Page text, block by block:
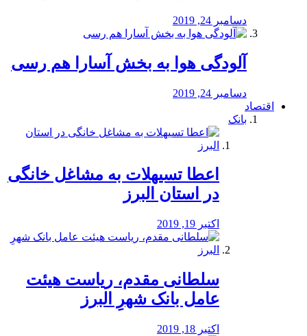
دسامبر 24, 2019
آلودگی هوا به بخش آسارا هم رسی
دسامبر 24, 2019
اقتصاد
بانک
️اعطا تسیهلات به مشاغل خانگی
در استان البرز
اکتبر 19, 2019
سلطانی مقدم، ریاست هیئت
عامل بانک شهرِ البرز
اکتبر 18, 2019